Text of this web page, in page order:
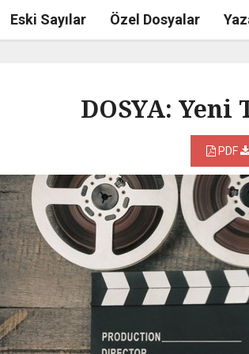
Eski Sayılar Özel Dosyalar
DOSYA: Yeni
PDF